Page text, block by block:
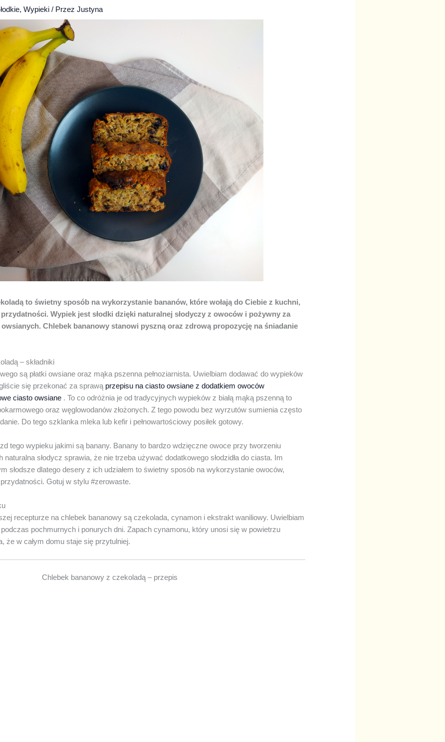
,Wypieki / PrzezJustyna
to świetny sposób na wykorzystanie bananów, które wołają do Ciebie z kuchni,
Wypiek jest słodki dzięki naturalnej słodyczy z owoców i pożywny za
Chlebek bananowy stanowi pyszną oraz zdrową propozycję na śniadanie
– składniki
są płatki owsiane oraz mąka pszenna pełnoziarnista. Uwielbiam dodawać do wypieków
się przekonać za sprawą przepisu na ciasto owsiane z dodatkiem owoców
ciasto owsiane . To co odróżnia je od tradycyjnych wypieków z białą mąką pszenną to
oraz węglowodanów złożonych. Z tego powodu bez wyrzutów sumienia często
Do tego szklanka mleka lub kefir i pełnowartościowy posiłek gotowy.
tego wypieku jakimi są banany. Banany to bardzo wdzięczne owoce przy tworzeniu
naturalna słodycz sprawia, że nie trzeba używać dodatkowego słodzidła do ciasta. Im
słodsze dlatego desery z ich udziałem to świetny sposób na wykorzystanie owoców,
Gotuj w stylu #zerowaste.
recepturze na chlebek bananowy są czekolada, cynamon i ekstrakt waniliowy. Uwielbiam
pochmurnych i ponurych dni. Zapach cynamonu, który unosi się w powietrzu
że w całym domu staje się przytulniej.
Chlebek bananowy z czekoladą – przepis